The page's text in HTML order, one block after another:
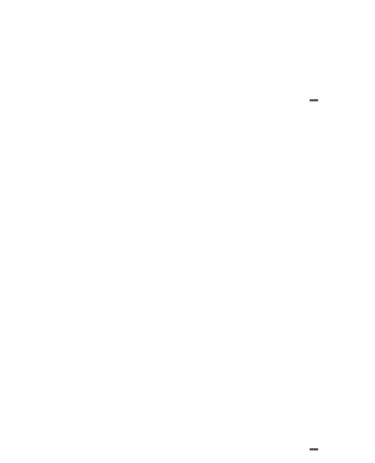
的珠寶。每個主題展區都有精美的佈置回應
世家的核心價值。2010年，Van Cleef &
Prix d'Horlogerie de Genève）中獲獎的
芯精準驅動這場機械浪漫，讓時間不再是抽
的律動。 故事並未完結，2025年推出的
Amoureux